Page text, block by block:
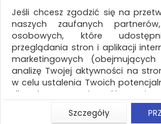
AKTUALNOŚCI
Artykuły szkolne Arkusze
ZNALEZIONYCH PRODUKTÓW: 1
Sortuj po Standardowe
Jeśli chcesz zgodzić się na
naszych zaufanych
osobowych, które
przeglądania stron i aplikacji
marketingowych
analizę Twojej aktywności na
w celu ustalenia Twoich
dla dostosowania reklamy i
umieszczanie tzw. cookies na
ich odczytywanie, kliknij przycisk
Szczegóły